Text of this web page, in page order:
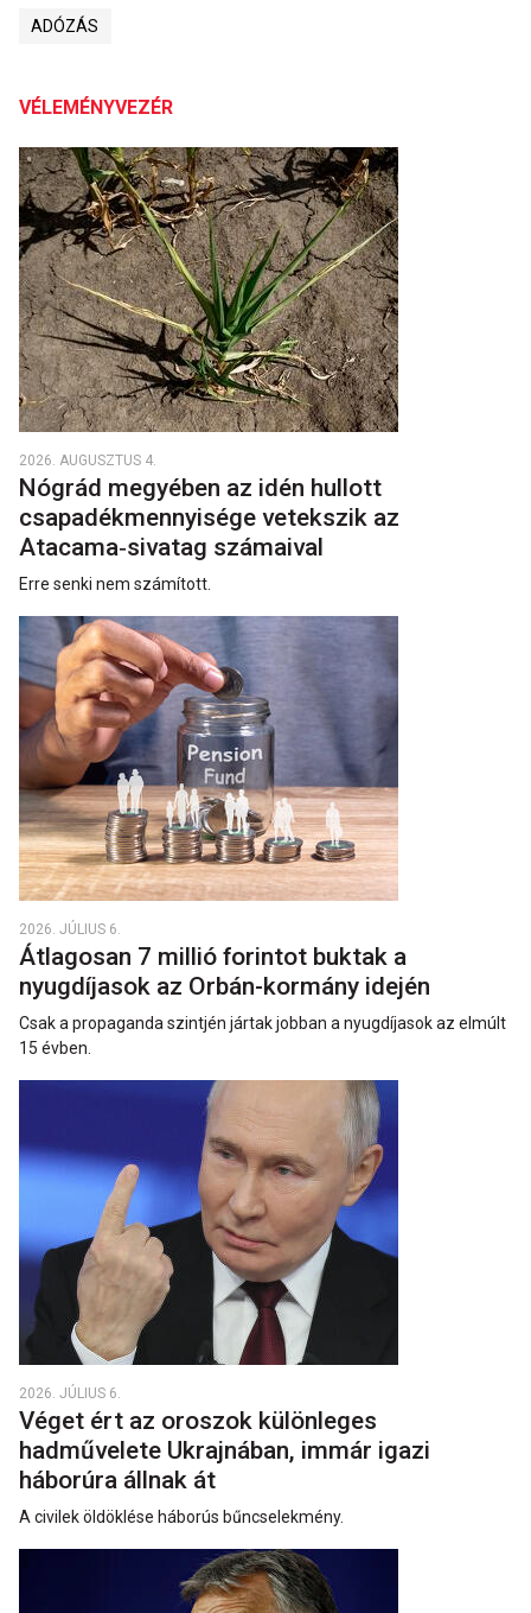
ADÓZÁS
VÉLEMÉNYVEZÉR
2026. AUGUSZTUS 4.
Nógrád megyében az idén hullott
csapadékmennyisége vetekszik az
Atacama‑sivatag számaival
Erre senki nem számított.
2026. JÚLIUS 6.
Átlagosan 7 millió forintot buktak a
nyugdíjasok az Orbán-kormány idején
Csak a propaganda szintjén jártak jobban a nyugdíjasok az elmúlt
15 évben.
2026. JÚLIUS 6.
Véget ért az oroszok különleges
hadművelete Ukrajnában, immár igazi
háborúra állnak át
A civilek öldöklése háborús bűncselekmény.